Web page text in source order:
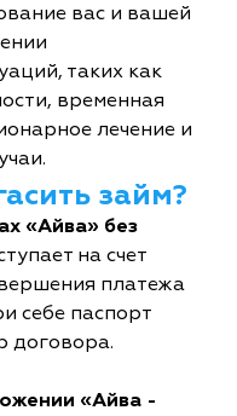
вас и вашей
таких как
временная
лечение и
займ?
«Айва» без
на счет
платежа
себе паспорт
договора.
«Айва -